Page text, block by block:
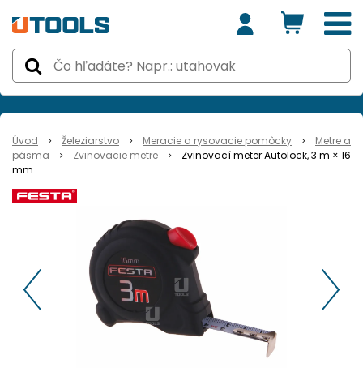
Úvod Železiarstvo Meracie a rysovacie pomôcky
Metre a
pásma
Zvinovacie metre
Zvinovací meter Autolock, 3 m × 16
mm